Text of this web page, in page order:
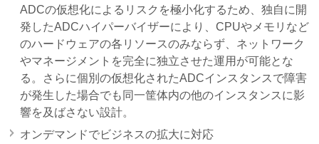
ADCの仮想化によるリスクを極小化するため、独自に開
発したADCハイパーバイザーにより、CPUやメモリなど
のハードウェアの各リソースのみならず、ネットワーク
やマネージメントを完全に独立させた運用が可能とな
る。さらに個別の仮想化されたADCインスタンスで障害
が発生した場合でも同一筐体内の他のインスタンスに影
響を及ばさない設計。
オンデマンドでビジネスの拡大に対応